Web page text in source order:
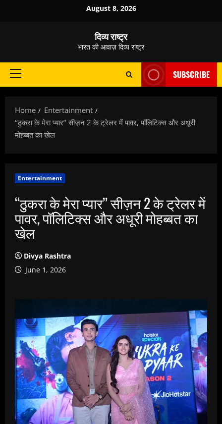
August 8, 2026
दिव्य राष्ट्र
भारत की आवाज़ दिव्य राष्ट्र
Primary
SUBSCRIBE
Home
Entertainment
‘‘ठुकरा के मेरा प्यार’’ सीज़न 2 के ट्रेलर में पावर, पॉलिटिक्स और अधूरी
मोहब्बत का खेल
Entertainment
‘‘ठुकरा के मेरा प्यार’’ सीज़न 2 के ट्रेलर में
पावर, पॉलिटिक्स और अधूरी मोहब्बत का
खेल
Divya Rashtra
June 1, 2026